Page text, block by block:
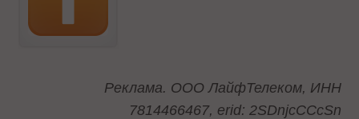
Реклама. ООО ЛайфТелеком, ИНН
7814466467, erid: 2SDnjcCCcSn